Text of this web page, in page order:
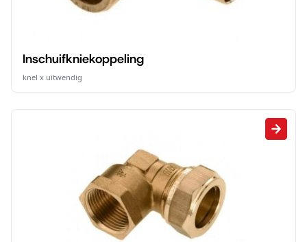
Inschuifkniekoppeling
knel x uitwendig